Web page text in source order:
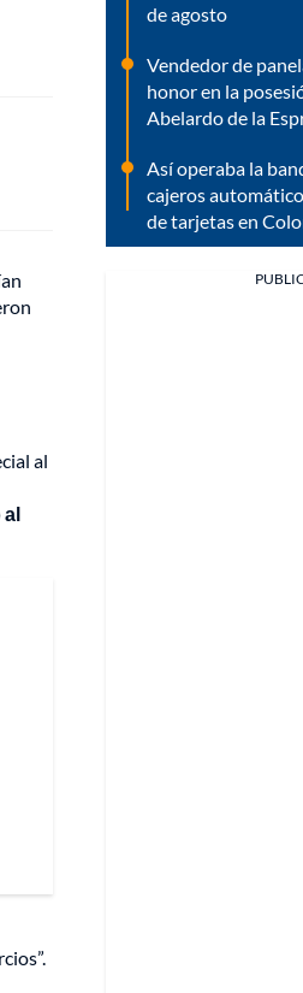
al
al
de agosto
Vendedor de
honor en la
Abelardo de la
Así operaba la
cajeros
de tarjetas en